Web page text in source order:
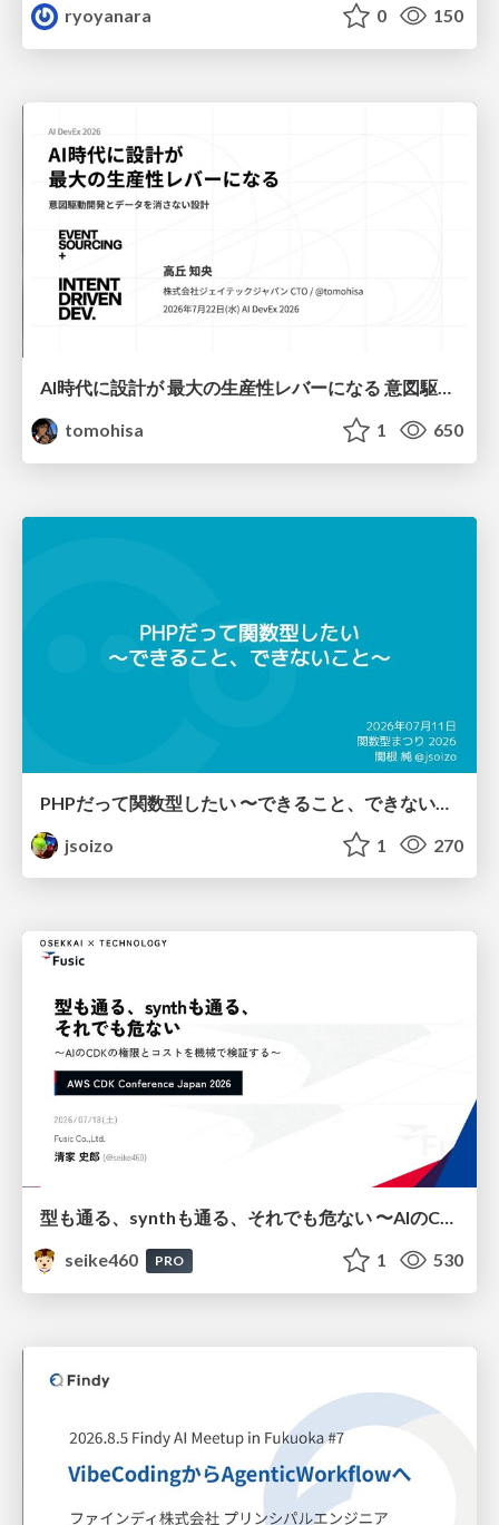
ryoyanara 0 150
AI時代に設計が 最大の生産性レバーになる 意図駆動開発とデータを消さない設計｜Don't Delete Your Data or Your Intent — Design as the Deepest Lever in the AI Era
tomohisa
1 650
jsoizo
1 270
型も通る、synthも通る、それでも危ない 〜AIのCDKの権限とコストを機械で検証する〜 / It Passes Type Checks, It Passes Synth Checks, but It’s Still Risky — Automatically Verifying Permissions and Costs in AI’s CDK —
seike460
PRO 1 530